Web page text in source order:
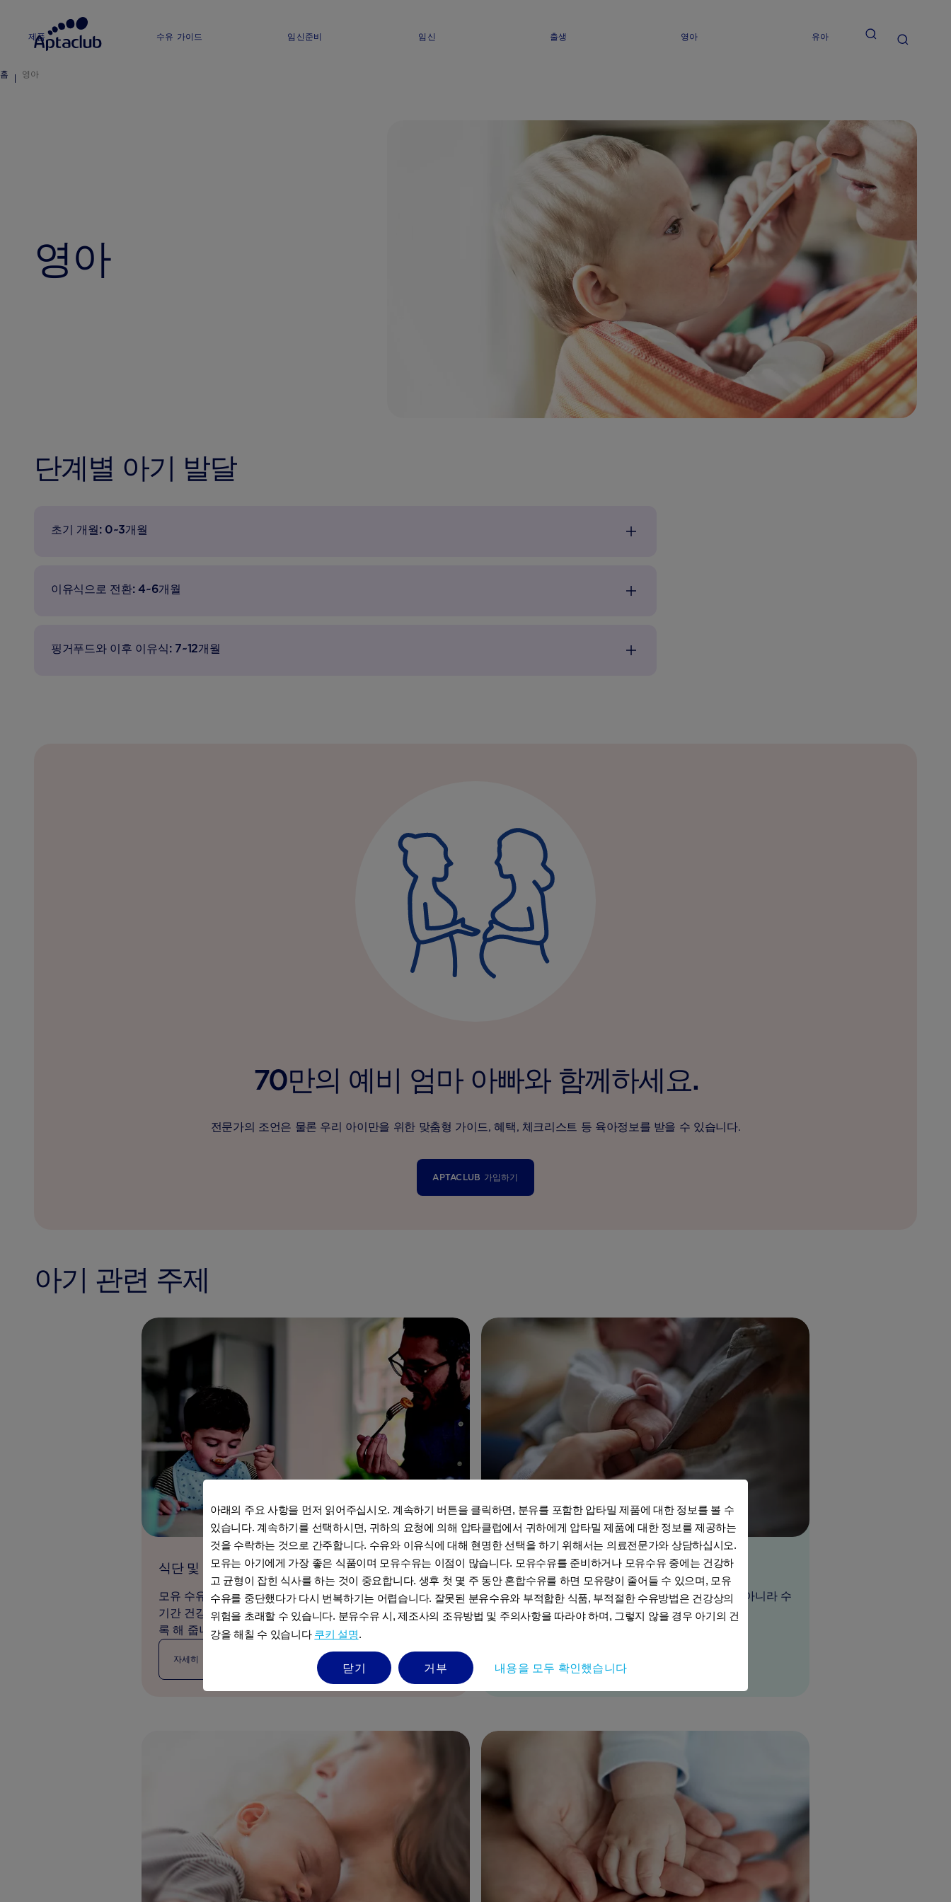
제품 수유 가이드 임신준비 임신 출생 영아 유아
홈 영아
영아
단계별 아기 발달
초기 개월: 0~3개월
이유식으로 전환: 4~6개월
핑거푸드와 이후 이유식: 7~12개월
70만의 예비 엄마 아빠와 함께하세요.
전문가의 조언은 물론 우리 아이만을 위한 맞춤형 가이드, 혜택, 체크리스트 등 육아정보를 받을 수 있습니다.
APTACLUB 가입하기
아기 관련 주제
식단 및 영양
모유 수유부터 이유식까지 건강한 식생활은 아기가 이후 장
기간 건강한 기반을 형성하는 데 필요한 영양분을 섭취하도
록 해 줍니다.
자세히 읽어보기
유대감형성과 발달
아이와 애착 관계를 높이면 스트레스를 줄일 뿐만 아니라 수
면 패턴을 만드는 데도 도움이 될 수 있습니다.
아래의 주요 사항을 먼저 읽어주십시오. 계속하기 버튼을 클릭하면, 분유를 포함한 압타밀 제품에 대한 정보를 볼 수
있습니다. 계속하기를 선택하시면, 귀하의 요청에 의해 압타클럽에서 귀하에게 압타밀 제품에 대한 정보를 제공하는
것을 수락하는 것으로 간주합니다. 수유와 이유식에 대해 현명한 선택을 하기 위해서는 의료전문가와 상담하십시오.
모유는 아기에게 가장 좋은 식품이며 모유수유는 이점이 많습니다. 모유수유를 준비하거나 모유수유 중에는 건강하
고 균형이 잡힌 식사를 하는 것이 중요합니다. 생후 첫 몇 주 동안 혼합수유를 하면 모유량이 줄어들 수 있으며, 모유
수유를 중단했다가 다시 번복하기는 어렵습니다. 잘못된 분유수유와 부적합한 식품, 부적절한 수유방법은 건강상의
위험을 초래할 수 있습니다. 분유수유 시, 제조사의 조유방법 및 주의사항을 따라야 하며, 그렇지 않을 경우 아기의 건
강을 해칠 수 있습니다 쿠키 설명.
닫기 거부 내용을 모두 확인했습니다